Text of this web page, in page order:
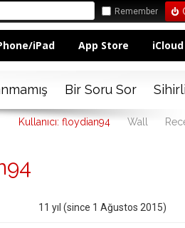
Remember
iPad App Store iCloud
Bir Soru Sor
Kullanıcı: floydian94 Wall
11 yıl (since 1 Ağustos 2015)